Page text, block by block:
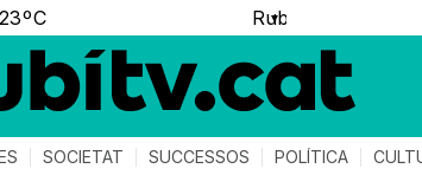
▼
SOCIETAT SUCCESSOS POLÍTICA